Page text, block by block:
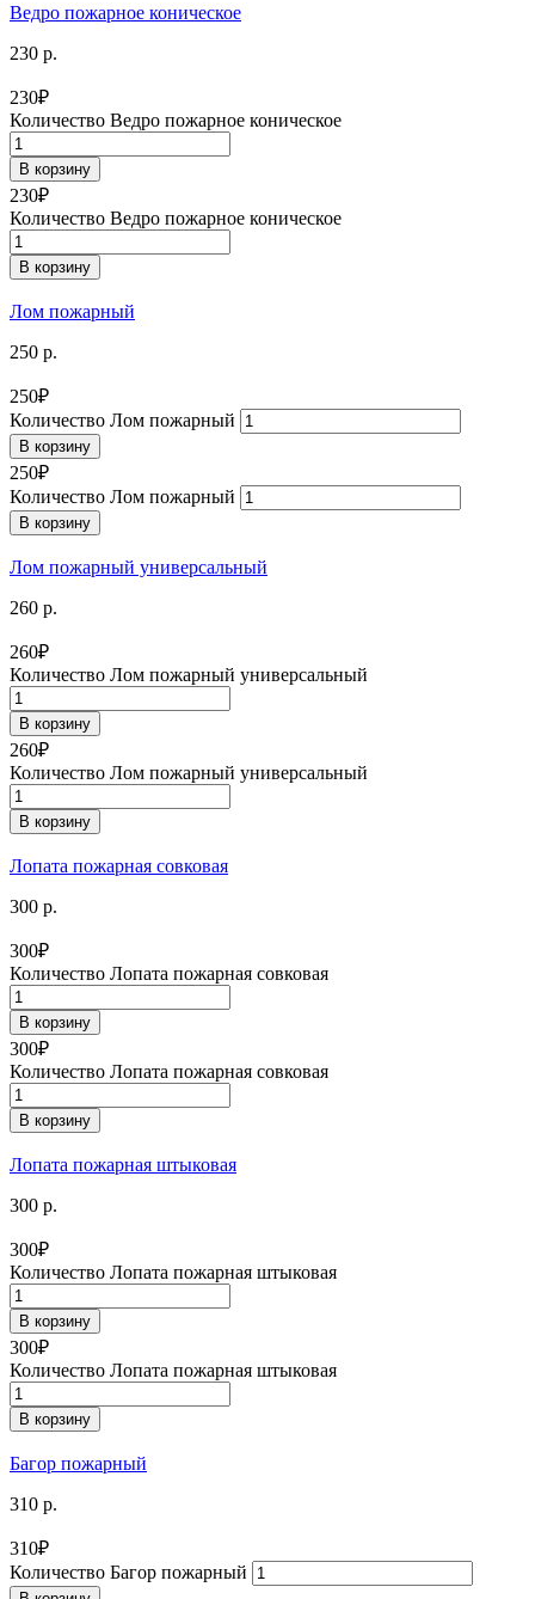
Ведро пожарное коническое
230 р.
230₽
Количество Ведро пожарное коническое
В корзину
230₽
Количество Ведро пожарное коническое
В корзину
Лом пожарный
250 р.
250₽
Количество Лом пожарный
В корзину
250₽
Количество Лом пожарный
В корзину
Лом пожарный универсальный
260 р.
260₽
Количество Лом пожарный универсальный
В корзину
260₽
Количество Лом пожарный универсальный
В корзину
Лопата пожарная совковая
300 р.
300₽
Количество Лопата пожарная совковая
В корзину
300₽
Количество Лопата пожарная совковая
В корзину
Лопата пожарная штыковая
300 р.
300₽
Количество Лопата пожарная штыковая
В корзину
300₽
Количество Лопата пожарная штыковая
В корзину
Багор пожарный
310 р.
310₽
Количество Багор пожарный